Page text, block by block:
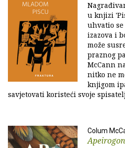
u knjizi
uhvatio
izazova i
može
praznog
McCann
nitko ne
knjigom
savjetovati koristeći svoje
Colum
Apeirogon